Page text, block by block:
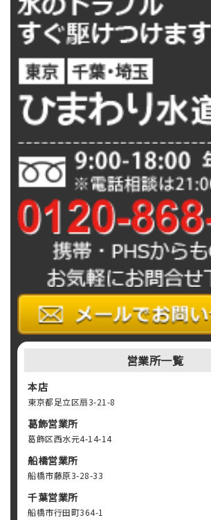
営業所一覧
本店
東京都足立区扇3-21-8
葛飾営業所
葛飾区西水元4-14-14
船橋営業所
船橋市藤原3-28-33
千葉営業所
船橋市行田町364-1